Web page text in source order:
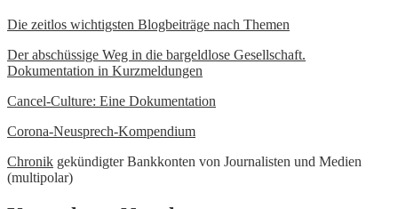
Die zeitlos wichtigsten Blogbeiträge nach Themen
Der abschüssige Weg in die bargeldlose Gesellschaft.
Dokumentation in Kurzmeldungen
Cancel-Culture: Eine Dokumentation
Corona-Neusprech-Kompendium
Chronik gekündigter Bankkonten von Journalisten und Medien
(multipolar)